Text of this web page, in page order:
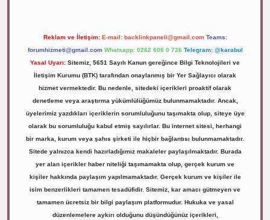
Reklam ve İletişim: E-mail: backlinkpaneli@gmail.com Teams:
forumhizmeti@gmail.com Whatsapp: 0262 606 0 726 Telegram: @karabul
Yasal Uyarı: Sitemiz, 5651 Sayılı Kanun gereğince Bilgi Teknolojileri ve
İletişim Kurumu (BTK) tarafından onaylanmış bir Yer Sağlayıcı olarak
hizmet vermektedir. Bu nedenle, sitedeki içerikleri proaktif olarak
denetleme veya araştırma yükümlülüğümüz bulunmamaktadır. Ancak,
üyelerimiz yazdıkları içeriklerin sorumluluğunu taşımakta olup, siteye üye
olarak bu sorumluluğu kabul etmiş sayılırlar. Bu internet sitesi, herhangi
bir marka, kurum veya şahıs şirketi ile hiçbir bağlantısı bulunmamaktadır.
Sitede yalnızca kendi hazırladığımız makaleler paylaşılmaktadır. Burada
yer alan içerikler haber niteliği taşımamakta olup, gerçek kurum ve
kişiler hakkında paylaşım yapılmamaktadır. Gerçek kurum ve kişiler ile
isim benzerlikleri tamamen tesadüfidir. Sitemiz, kar amacı gütmeyen ve
tamamen ücretsiz bir bilgi paylaşım platformudur. Hukuka ve yasal
düzenlemelere aykırı olduğunu düşündüğünüz içerikleri,